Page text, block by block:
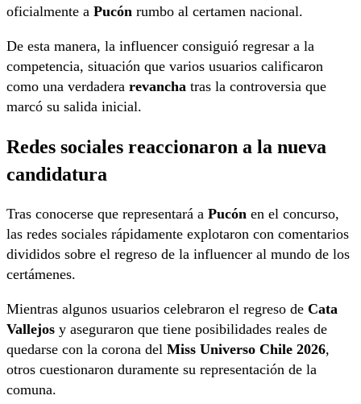
oficialmente a Pucón rumbo al certamen nacional.
De esta manera, la influencer consiguió regresar a la
competencia, situación que varios usuarios calificaron
como una verdadera revancha tras la controversia que
marcó su salida inicial.
Redes sociales reaccionaron a la nueva
candidatura
Tras conocerse que representará a Pucón en el concurso,
las redes sociales rápidamente explotaron con comentarios
divididos sobre el regreso de la influencer al mundo de los
certámenes.
Mientras algunos usuarios celebraron el regreso de Cata
Vallejos y aseguraron que tiene posibilidades reales de
quedarse con la corona del Miss Universo Chile 2026,
otros cuestionaron duramente su representación de la
comuna.